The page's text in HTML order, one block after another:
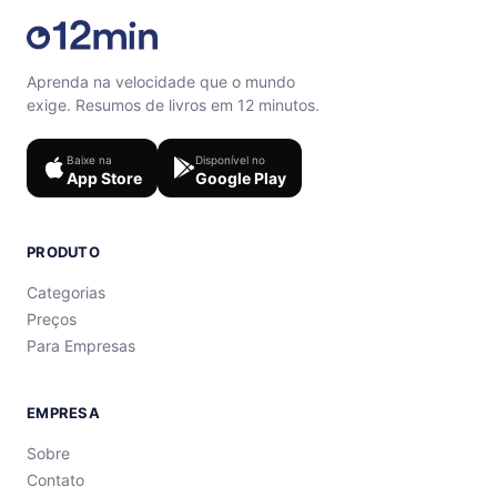
Aprenda na velocidade que o mundo
exige. Resumos de livros em 12 minutos.
Baixe na
App Store
Disponível no
Google Play
PRODUTO
Categorias
Preços
Para Empresas
EMPRESA
Sobre
Contato